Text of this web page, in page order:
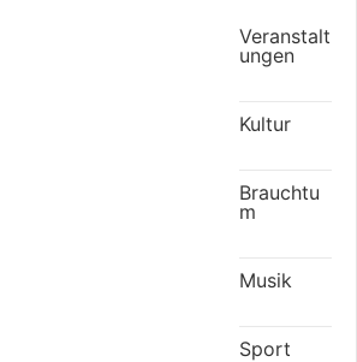
Veranstalt
ungen
Kultur
Brauchtu
m
Musik
Sport